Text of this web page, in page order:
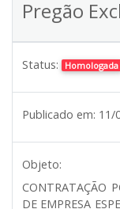
Pregão
Status: Homologada
Publicado em: 11/
Objeto:
CONTRATAÇÃO
DE EMPRESA